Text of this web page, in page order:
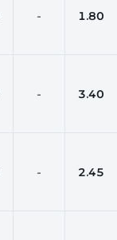
- 1.80
- 3.40
- 2.45